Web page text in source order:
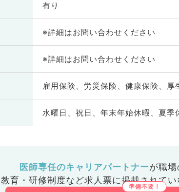
有り
※詳細はお問い合わせください
※詳細はお問い合わせください
雇用保険、労災保険、健康保険、厚
水曜日、祝日、年末年始休暇、夏季
医師専任のキャリアパートナーが職場
教育・研修制度など求人票に掲載されてい